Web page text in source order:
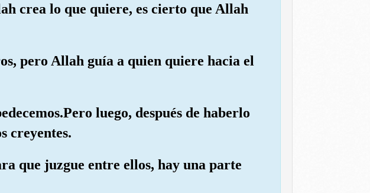
crea lo que quiere, es cierto que Allah
pero Allah guía a quien quiere hacia el
luego, después de haberlo
creyentes.
que juzgue entre ellos, hay una parte